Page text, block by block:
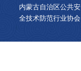
内蒙古自治区公共安
全技术防范行业协会